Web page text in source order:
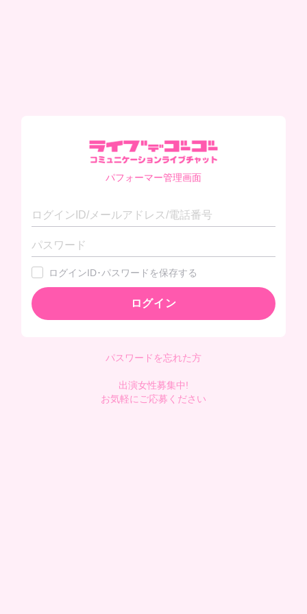
パフォーマー管理画面
ログインID･パスワードを保存する
ログイン
パスワードを忘れた方
出演女性募集中!
お気軽にご応募ください